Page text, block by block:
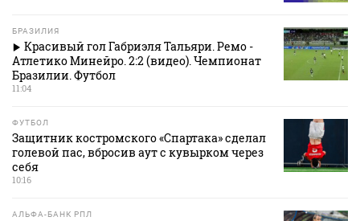
БРАЗИЛИЯ
Красивый гол Габриэля Тальяри. Ремо -
Атлетико Минейро. 2:2 (видео). Чемпионат
Бразилии. Футбол
11:04
ФУТБОЛ
Защитник костромского «Спартака» сделал
голевой пас, вбросив аут с кувырком через
себя
10:16
АЛЬФА-БАНК РПЛ